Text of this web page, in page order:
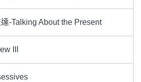
-Talking About the Present
III